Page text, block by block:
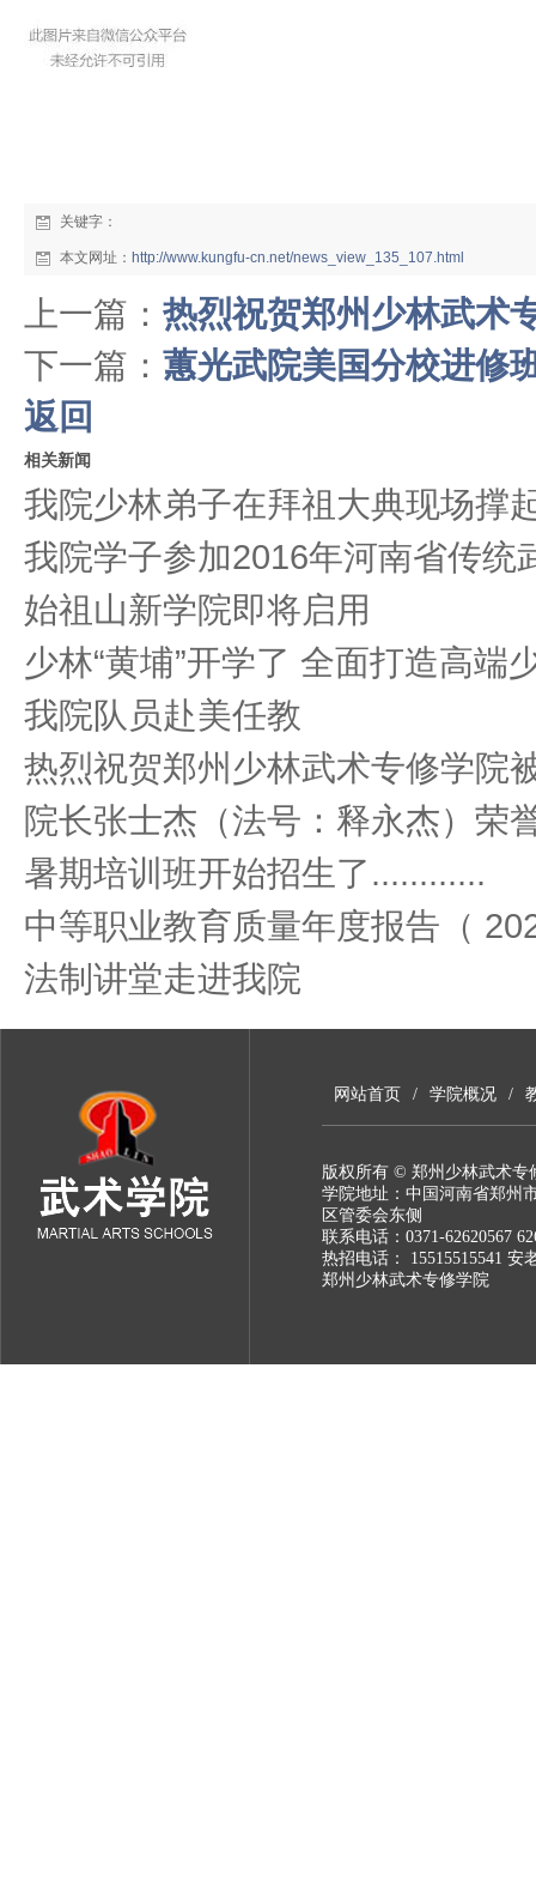
关键字：
本文网址： http://www.kungfu-cn.net/news_view_135_107.html
上一篇： 热烈祝贺郑州少林武术
下一篇： 蕙光武院美国分校进修
返回
相关新闻
我院少林弟子在拜祖大典现场撑
我院学子参加2016年河南省传统
始祖山新学院即将启用
少林“黄埔”开学了 全面打造高端
我院队员赴美任教
热烈祝贺郑州少林武术专修学院
院长张士杰（法号：释永杰）荣
暑期培训班开始招生了............
中等职业教育质量年度报告（
法制讲堂走进我院
网站首页 / 学院概况 /
版权所有 © 郑州少林武术专
学院地址：中国河南省郑州
区管委会东侧
联系电话：0371-62620567
热招电话： 15515515541 安
郑州少林武术专修学院